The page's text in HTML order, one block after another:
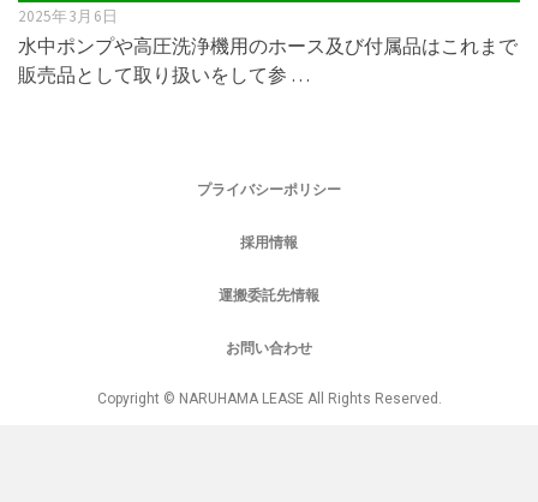
2025年3月6日
水中ポンプや高圧洗浄機用のホース及び付属品はこれまで
販売品として取り扱いをして参 …
プライバシーポリシー
採用情報
運搬委託先情報
お問い合わせ
Copyright © NARUHAMA LEASE All Rights Reserved.